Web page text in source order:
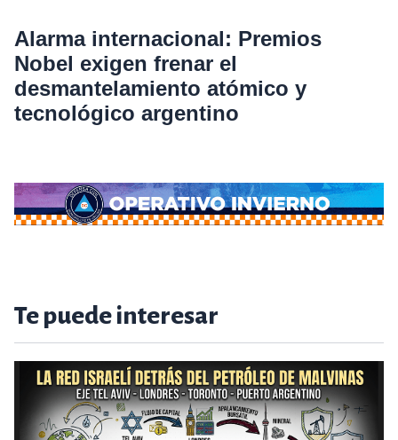
Alarma internacional: Premios
Nobel exigen frenar el
desmantelamiento atómico y
tecnológico argentino
Te puede interesar